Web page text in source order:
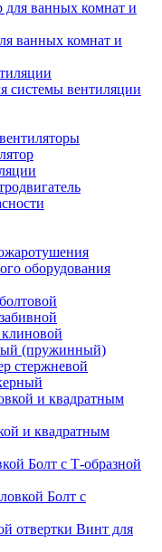
ванных комнат и
системы вентиляции
оборудования
(пружинный)
стержневой
и квадратным
Болт с Т-образной
Болт с
Винт для